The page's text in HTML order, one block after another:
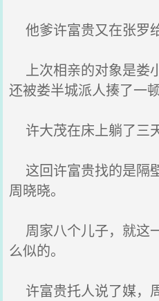
他爹许富贵又在张罗
上次相亲的对象是娄
还被娄半城派人揍了一顿
许大茂在床上躺了三
这回许富贵找的是隔
周晓晓。
周家八个儿子，就这
么似的。
许富贵托人说了媒，